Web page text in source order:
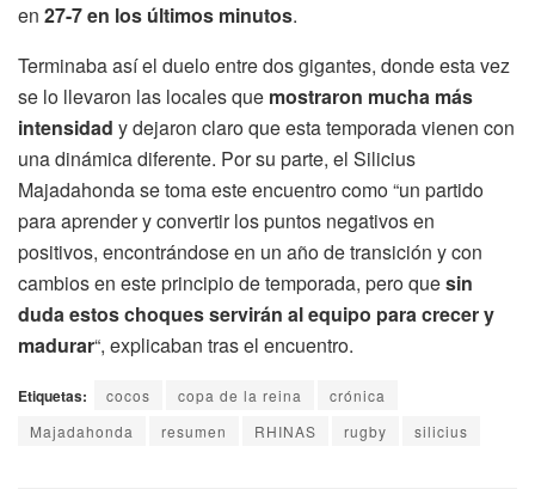
en 27-7 en los últimos minutos.
Terminaba así el duelo entre dos gigantes, donde esta vez
se lo llevaron las locales que mostraron mucha más
intensidad y dejaron claro que esta temporada vienen con
una dinámica diferente. Por su parte, el Silicius
Majadahonda se toma este encuentro como “un partido
para aprender y convertir los puntos negativos en
positivos, encontrándose en un año de transición y con
cambios en este principio de temporada, pero quesin
duda estos choques servirán al equipo para crecer y
madurar“, explicaban tras el encuentro.
Etiquetas: cocos copa de la reina
crónica
Majadahonda
resumen RHINAS rugby silicius